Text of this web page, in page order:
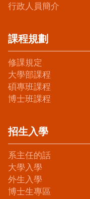
行政人員簡介
課程規劃
修課規定
大學部課程
碩專班課程
博士班課程
招生入學
系主任的話
大學入學
外生入學
博士生專區